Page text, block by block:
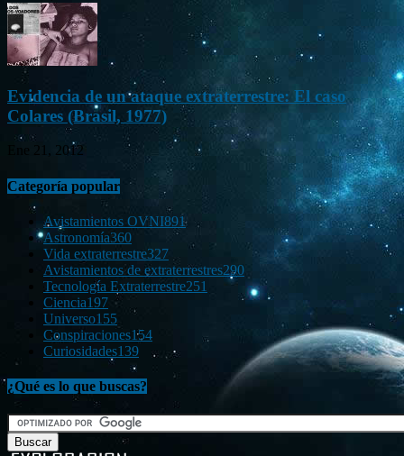
Evidencia de un ataque extraterrestre: El caso
Colares (Brasil, 1977)
Ene 21, 2012
Categoría popular
Avistamientos OVNI891
Astronomía360
Vida extraterrestre327
Avistamientos de extraterrestres290
Tecnología Extraterrestre251
Ciencia197
Universo155
Conspiraciones154
Curiosidades139
¿Qué es lo que buscas?